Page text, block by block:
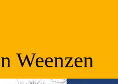
Weenzen